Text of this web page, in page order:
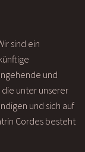
sind ein
und
unter unserer
und sich auf
Cordes besteht